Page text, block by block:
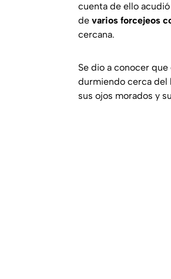
cuenta de ello
de varios forcejeos
cercana.
Se dio a conocer
durmiendo cerca del
sus ojos morados y